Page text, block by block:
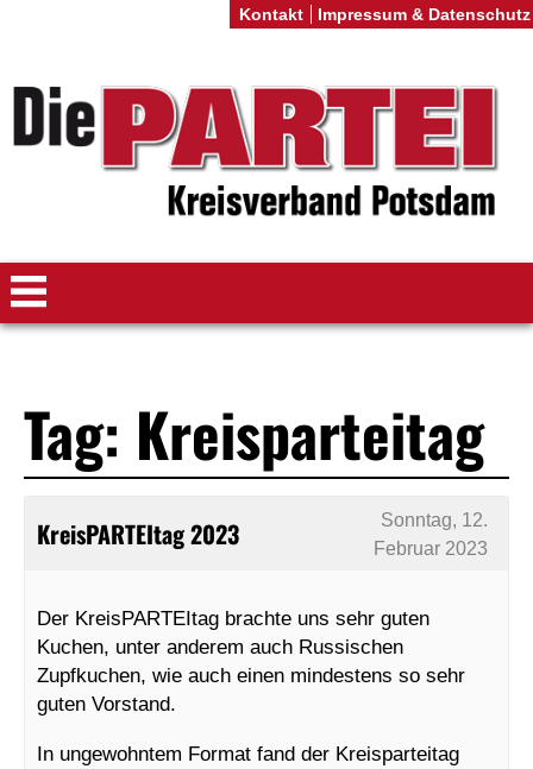
Tag: Kreisparteitag
KreisPARTEItag 2023
Sonntag, 12.
Februar 2023
Der KreisPARTEItag brachte uns sehr guten
Kuchen, unter anderem auch Russischen
Zupfkuchen, wie auch einen mindestens so sehr
guten Vorstand.
In ungewohntem Format fand der Kreisparteitag
Kontakt Impressum & Datenschutz